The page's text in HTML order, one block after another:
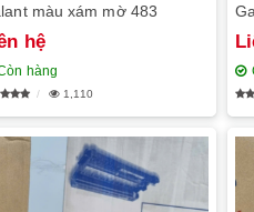
màu xám mờ 483
hệ
hàng
1,110